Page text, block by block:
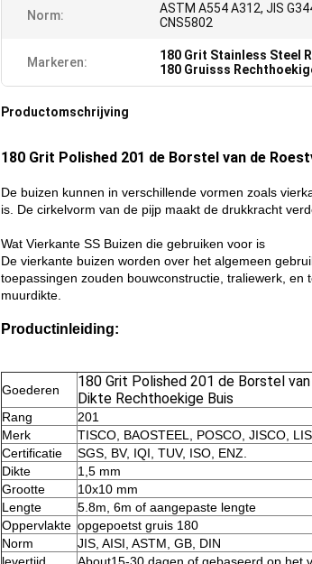
Norm:
ASTM A554 A312, JIS
CNS5802
Markeren: 180 Grit Stainless Steel
180 Gruisss
Productomschrijving
180 Grit Polished 201 de Borstel van de
De buizen kunnen in verschillende vormen zoals
is. De cirkelvorm van de pijp maakt de drukkracht
Wat Vierkante SS Buizen die gebruiken voor is
De vierkante buizen worden over het algemeen
toepassingen zouden bouwconstructie, traliewerk,
muurdikte.
Productinleiding:
Goederen
180 Grit Polished 201 de Borstel
Dikte Rechthoekige Buis
Rang
201
Merk
TISCO, BAOSTEEL, POSCO, JISCO,
Certificatie
SGS, BV, IQI, TUV, ISO, ENZ.
Dikte
1,5 mm
Grootte
10x10 mm
Lengte
5.8m, 6m of aangepaste lengte
Oppervlakte opgepoetst gruis 180
Norm
JIS, AISI, ASTM, GB, DIN